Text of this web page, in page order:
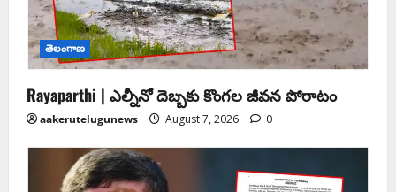
తెలంగాణ
Rayaparthi | ఎల్నీనో దెబ్బకు కొంగల జీవన పోరాటం
aakerutelugunews August 7, 2026 0